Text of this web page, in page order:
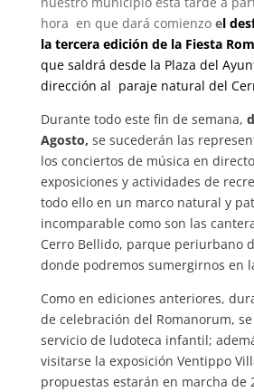
hora en que dará comienzo el
la tercera edición de la Fiesta
que saldrá desde la Plaza del
dirección al paraje natural del
Durante todo este fin de semana,
Agosto, se sucederán las
los conciertos de música en
exposiciones y actividades de
todo ello en un marco natural y
incomparable como son las
Cerro Bellido, parque periurbano
donde podremos sumergirnos en
Como en ediciones anteriores,
de celebración del Romanorum,
servicio de ludoteca infantil;
visitarse la exposición Ventippo
propuestas estarán en marcha de